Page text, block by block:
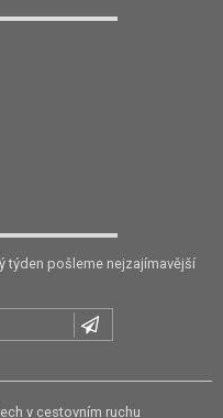
týden pošleme nejzajímavější
v cestovním ruchu